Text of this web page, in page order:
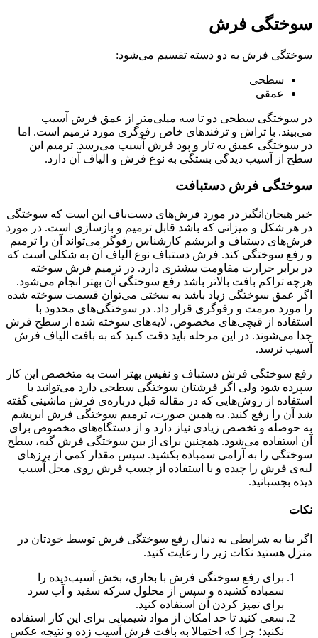
سوختگی فرش
سوختگی فرش به دو دسته تقسیم می‌شود:
سطحی
عمقی
در سوختگی سطحی دو تا سه میلی‌متر از عمق فرش آسیب
می‌بیند. با تراش و ترفندهای خاص رفوگری مورد ترمیم است. اما
در سوختگی عمیق به تار و پود فرش آسیب می‌رسد. ترمیم این
سطح از آسیب دیدگی بستگی به نوع فرش و الیاف آن دارد.
سوختگی فرش دستبافت
خبر هیجان‌انگیز در مورد فرش‌های دست‌باف این است که سوختگی
در هر شکل و میزانی که باشد قابل ترمیم و بازسازی است. در مورد
فرش‌های دستباف و ابریشم کارشناس رفوگر می‌تواند آن را ترمیم
و رفع سوختگی کند. فرش دستباف نوع الیاف آن به شکلی است که
در برابر حرارت مقاومت بیشتری دارد. در ترمیم فرش سوخته
هرچه تراکم بافت بالاتر باشد رفع سوختگی آن بهتر انجام می‌شود‌.
اگر عمق سوختگی زیاد باشد به سختی می‌توان قسمت سوخته شده
را مورد مرمت و رفوگری قرار داد. در سوختگی‌های محدود با
استفاده از قیچی‌های مخصوص، لایه‌های سوخته شده از سطح فرش
جدا می‌شوند. در این مرحله باید دقت کنید که به بافت الیاف فرش
آسیب نرسد.
رفع سوختگی فرش دستباف و نفیس بهتر است به متخصص این کار
سپرده شود ولی اگر فرشتان سوختگی سطحی دارد می‌توانید با
استفاده از روش‌هایی که در مقاله قبل درباره‌ی فرش ماشینی گفته
شد آن را رفع کنید. به همین صورت، ترمیم سوختگی فرش ابریشم
به حوصله و تخصص زیادی نیاز دارد و از دستگاه‌های مخصوص برای
آن استفاده می‌شود. همچنین برای از بین سوختگی فرش گبه، سطح
سوختگی را به آرامی سمباده بکشید. سپس مقدار کمی از پرزهای
لبه‌ی فرش را چیده و با استفاده از چسب فرش روی محل آسیب
دیده بچسبانید.
نکات
اگر بنا به شرایطی به دنبال رفع سوختگی فرش توسط خودتان در
منزل هستید نکات زیر را رعایت کنید.
برای رفع سوختگی فرش با بخاری، بخش آسیب‌دیده را
سمباده کشیده و سپس از محلول سرکه سفید و آب سرد
برای تمیز کردن آن استفاده کنید.
سعی کنید تا حد امکان از مواد شیمیایی برای این کار استفاده
نکنید؛ چرا که احتمالا به بافت فرش آسیب زده و نتیجه عکس